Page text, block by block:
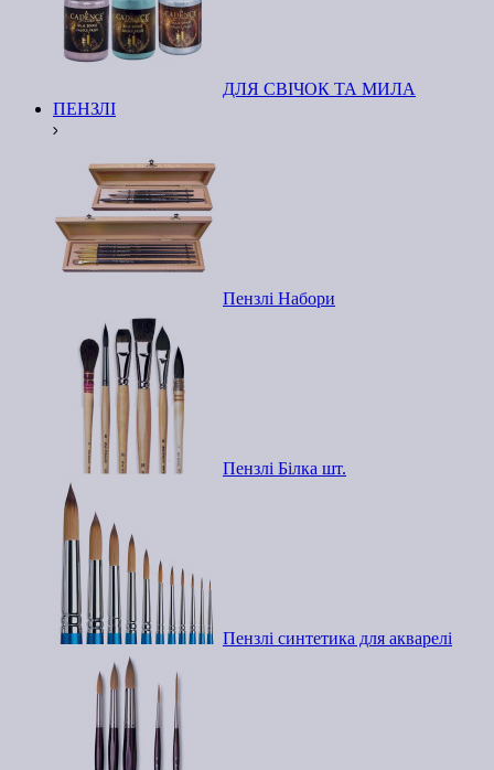
ДЛЯ СВІЧОК ТА МИЛА
ПЕНЗЛІ
Пензлі Набори
Пензлі Білка шт.
Пензлі синтетика для акварелі